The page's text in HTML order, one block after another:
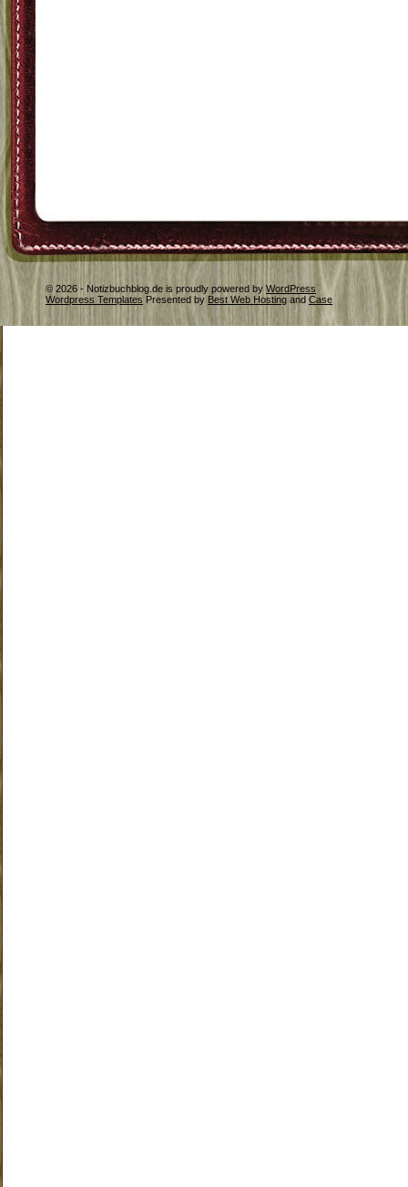
© 2026 - Notizbuchblog.de is proudly powered by WordPress
Wordpress Templates Presented by Best Web Hosting and Case